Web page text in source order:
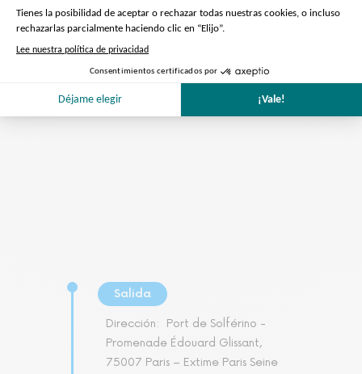
Preparación de la visita
Nos encargamos de todo
Salida
Dirección:
Port de Solférino -
Promenade Édouard Glissant,
75007 Paris – Extime Paris Seine